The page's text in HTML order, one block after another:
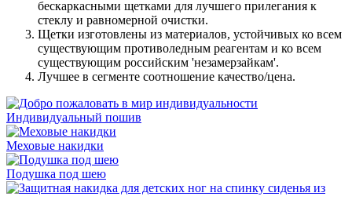
бескаркасными щетками для лучшего прилегания к
стеклу и равномерной очистки.
Щетки изготовлены из материалов, устойчивых ко всем
существующим противоледным реагентам и ко всем
существующим российским 'незамерзайкам'.
Лучшее в сегменте соотношение качество/цена.
Индивидуальный пошив
Меховые накидки
Подушка под шею